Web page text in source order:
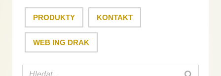
PRODUKTY KONTAKT
WEB ING DRAK